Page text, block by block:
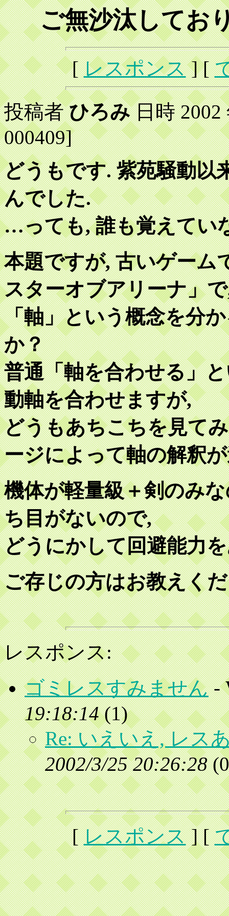
ご無沙汰してお
[レスポンス] [
投稿者ひろみ日時 2002
000409]
どうもです. 紫苑騒動以
んでした.
…っても, 誰も覚えてい
本題ですが, 古いゲーム
スターオブアリーナ」
「軸」という概念を分
か？
普通「軸を合わせる」
動軸を合わせますが,
どうもあちこちを見て
ージによって軸の解釈
機体が軽量級＋剣のみ
ち目がないので,
どうにかして回避能力
ご存じの方はお教えく
レスポンス:
ゴミレスすみません-
19:18:14(1)
Re: いえいえ, レス
2002/3/25 20:26:28(
[レスポンス] [